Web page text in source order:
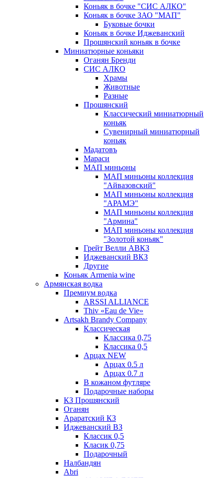
Коньяк в бочке "СИС АЛКО"
Коньяк в бочке ЗАО "МАП"
Буковые бочки
Коньяк в бочке Иджеванский
Прошянский коньяк в бочке
Миниатюрные коньяки
Оганян Бренди
СИС АЛКО
Храмы
Животные
Разные
Прошянский
Классический миниатюрный
коньяк
Сувенирный миниатюрный
коньяк
Мадатовъ
Мараси
МАП миньоны
МАП миньоны коллекция
"Айвазовский"
МАП миньоны коллекция
"АРАМЭ"
МАП миньоны коллекция
"Армина"
МАП миньоны коллекция
"Золотой коньяк"
Грейт Велли АВКЗ
Иджеванский ВКЗ
Другие
Коньяк Armenia wine
Армянская водка
Премиум водка
ARSSI ALLIANCE
Thiv «Eau de Vie»
Artsakh Brandy Company
Классическая
Классика 0,75
Классика 0,5
Арцах NEW
Арцах 0.5 л
Арцах 0.7 л
В кожаном футляре
Подарочные наборы
КЗ Прошянский
Оганян
Араратский КЗ
Иджеванский ВЗ
Классик 0,5
Класик 0,75
Подарочный
Налбандян
Abri